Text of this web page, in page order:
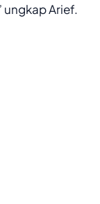
Arief.